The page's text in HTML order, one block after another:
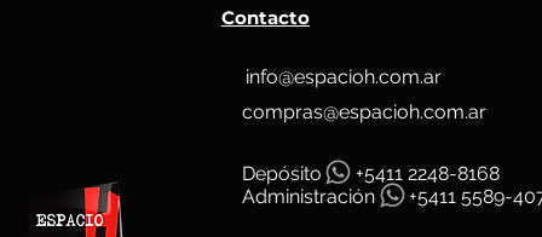
Contacto
info@espacioh.com.ar
compras@espacioh.com.ar
Depósito
+5411 2248-8168
Administración
+5411 5589-